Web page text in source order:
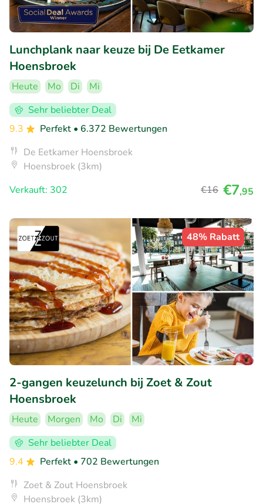
Lunchplank naar keuze bij De Eetkamer
Hoensbroek
Heute Mo Di
Mi
Sehr beliebter Deal
9.3
Perfekt • 6.372 Bewertungen
De Eetkamer Hoensbroek
Hoensbroek (3km)
Verkauft: 302
€16 €7,95
48% Rabatt
2-gangen keuzelunch bij Zoet & Zout
Hoensbroek
Heute Morgen Mo Di
Mi
Sehr beliebter Deal
9.4
Perfekt • 702 Bewertungen
Zoet & Zout Hoensbroek
Hoensbroek (3km)